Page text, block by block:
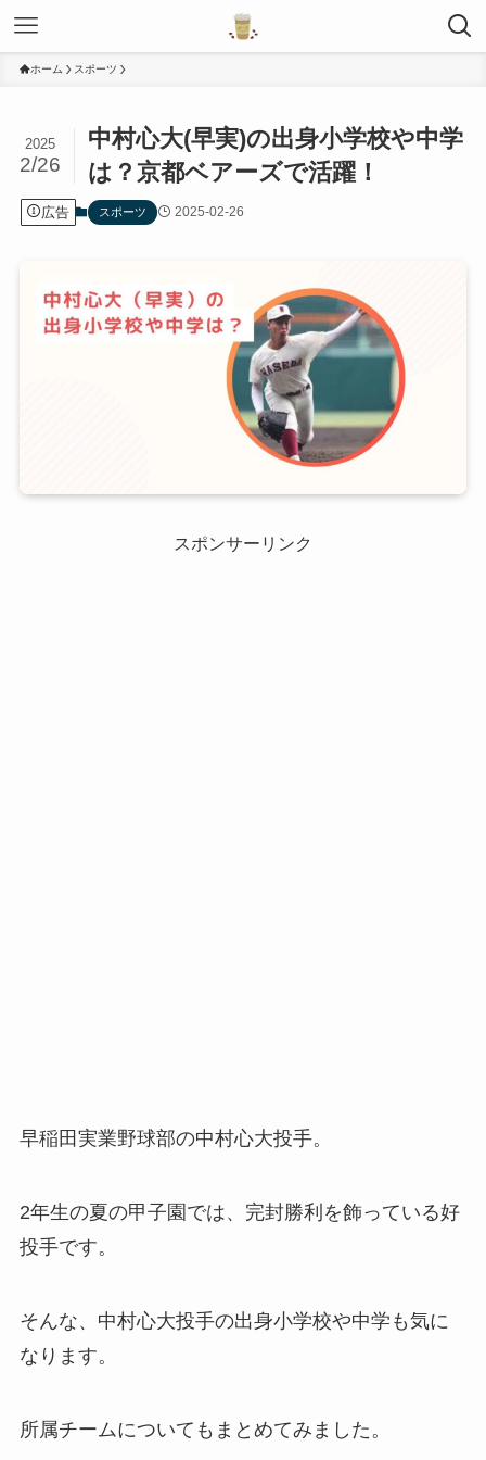
ホーム スポーツ
中村心大(早実)の出身小学校や中学
は？京都ベアーズで活躍！
2025
2/26
広告 スポーツ 2025-02-26
スポンサーリンク
早稲田実業野球部の中村心大投手。
2年生の夏の甲子園では、完封勝利を飾っている好
投手です。
そんな、中村心大投手の出身小学校や中学も気に
なります。
所属チームについてもまとめてみました。